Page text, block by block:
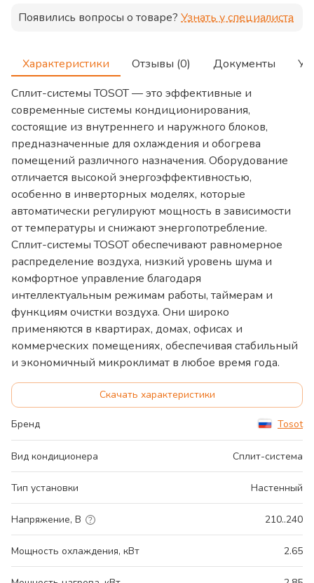
Появились вопросы о товаре? Узнать у специалиста
Характеристики Отзывы (0) Документы
Сплит-системы TOSOT — это эффективные и
современные системы кондиционирования,
состоящие из внутреннего и наружного блоков,
предназначенные для охлаждения и обогрева
помещений различного назначения. Оборудование
отличается высокой энергоэффективностью,
особенно в инверторных моделях, которые
автоматически регулируют мощность в зависимости
от температуры и снижают энергопотребление.
Сплит-системы TOSOT обеспечивают равномерное
распределение воздуха, низкий уровень шума и
комфортное управление благодаря
интеллектуальным режимам работы, таймерам и
функциям очистки воздуха. Они широко
применяются в квартирах, домах, офисах и
коммерческих помещениях, обеспечивая стабильный
и экономичный микроклимат в любое время года.
Скачать характеристики
Бренд Tosot
Вид кондиционера Сплит-система
Тип установки Настенный
Напряжение, В 210..240
Мощность охлаждения, кВт 2.65